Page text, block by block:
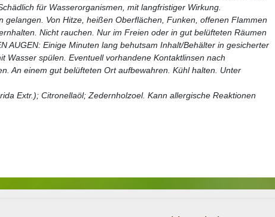
für Wasserorganismen, mit langfristiger Wirkung.
gelangen. Von Hitze, heißen Oberflächen, Funken, offenen Flammen
Nicht rauchen. Nur im Freien oder in gut belüfteten Räumen
AUGEN: Einige Minuten lang behutsam Inhalt/Behälter in gesicherter
Wasser spülen. Eventuell vorhandene Kontaktlinsen nach
An einem gut belüfteten Ort aufbewahren. Kühl halten. Unter
Extr.); Citronellaöl; Zedernholzoel. Kann allergische Reaktionen